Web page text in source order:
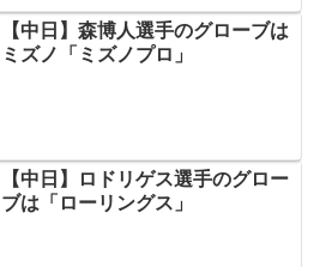
【中日】森博人選手のグローブは
ミズノ「ミズノプロ」
【中日】ロドリゲス選手のグロー
ブは「ローリングス」